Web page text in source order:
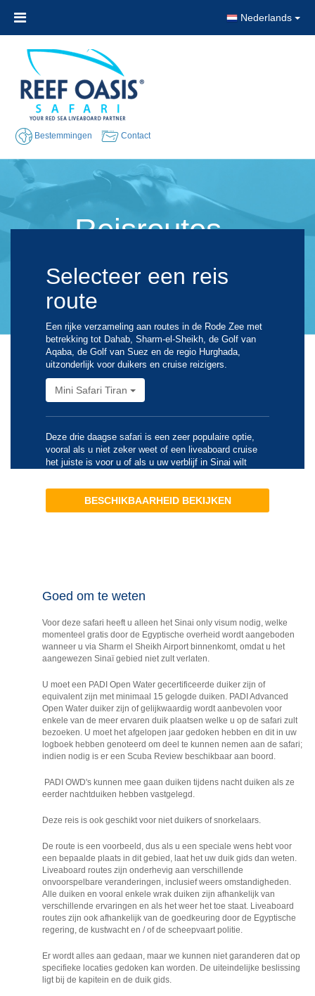
Nederlands
Bestemmingen Contact
Reisroutes -
Duikcruise Rode Zee
Selecteer een reis
route
Een rijke verzameling aan routes in de Rode Zee met
betrekking tot Dahab, Sharm-el-Sheikh, de Golf van
Aqaba, de Golf van Suez en de regio Hurghada,
uitzonderlijk voor duikers en cruise reizigers.
Mini Safari Tiran
Deze drie daagse safari is een zeer populaire optie,
vooral als u niet zeker weet of een liveaboard cruise
het juiste is voor u of als u uw verblijf in Sinai wilt
BESCHIKBAARHEID BEKIJKEN
Goed om te weten
Voor deze safari heeft u alleen het Sinai only visum nodig, welke
momenteel gratis door de Egyptische overheid wordt aangeboden
wanneer u via Sharm el Sheikh Airport binnenkomt, omdat u het
aangewezen Sinaï gebied niet zult verlaten.
U moet een PADI Open Water gecertificeerde duiker zijn of
equivalent zijn met minimaal 15 gelogde duiken. PADI Advanced
Open Water duiker zijn of gelijkwaardig wordt aanbevolen voor
enkele van de meer ervaren duik plaatsen welke u op de safari zult
bezoeken. U moet het afgelopen jaar gedoken hebben en dit in uw
logboek hebben genoteerd om deel te kunnen nemen aan de safari;
indien nodig is er een Scuba Review beschikbaar aan boord.
PADI OWD's kunnen mee gaan duiken tijdens nacht duiken als ze
eerder nachtduiken hebben vastgelegd.
Deze reis is ook geschikt voor niet duikers of snorkelaars.
De route is een voorbeeld, dus als u een speciale wens hebt voor
een bepaalde plaats in dit gebied, laat het uw duik gids dan weten.
Liveaboard routes zijn onderhevig aan verschillende
onvoorspelbare veranderingen, inclusief weers omstandigheden.
Alle duiken en vooral enkele wrak duiken zijn afhankelijk van
verschillende ervaringen en als het weer het toe staat. Liveaboard
routes zijn ook afhankelijk van de goedkeuring door de Egyptische
regering, de kustwacht en / of de scheepvaart politie.
Er wordt alles aan gedaan, maar we kunnen niet garanderen dat op
specifieke locaties gedoken kan worden. De uiteindelijke beslissing
ligt bij de kapitein en de duik gids.